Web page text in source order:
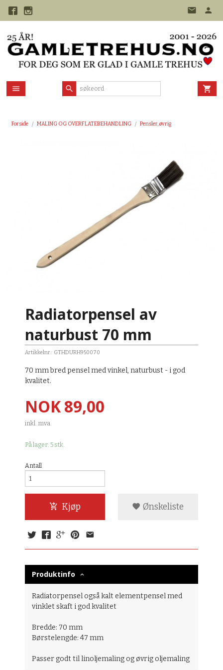
Forside MALING OG OVERFLATEBEHANDLING Pensler, øvrig
Radiatorpensel av
naturbust 70 mm
Artikkelnr.: GTHDURH950070
70 mm bred pensel med vinkel, naturbust - i god
kvalitet.
Pris
NOK89,00
inkl. mva.
På lager: 5 stk.
Antall
Kjøp Ønskeliste
Produktinfo
Radiatorpensel også kalt elementpensel med
vinklet skaft i god kvalitet
Bredde: 70 mm
Børstelengde: 47 mm
Passer godt til linoljemaling og øvrig oljemaling